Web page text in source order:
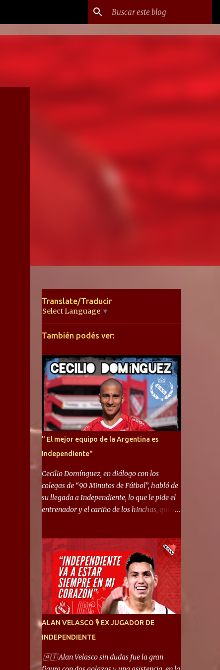
Translate/Traducir
Select Language ▼
También podés ver:
" El mejor equipo de la Argentina es
Independiente"
Cecilio Domínguez, en diálogo con los
colegas de “90 Minutos de Fútbol”, habló de
su llegada a Independiente, lo que le pide el
entrenador y el cariño de los hinchas, que se
ayuda a que me adapte rápidamente, soy un
hombre alegre y abierto. Creo que lo estoy
haciendo muy bien. Cuando llegué, llegué a
un Independiente que juega muy dinámico y
me gusta mucho. Me favorece por la forma
de jugar mía y eso también ayudó a que me
adapte”. “Me siento mejor por izquierda,
pero me gusta mucho jugar de 9, y juego sin
problemas por derecha también. Jugar de 9
y de extremo por izquierda es diferente. A mi
me gusta jugar por fuera, porque tengo mas
ALAN VELASCO 🎙 EX JUGADOR DE
INDEPENDIENTE
🇦🇹 Alan Velasco sin dudas fue la gran